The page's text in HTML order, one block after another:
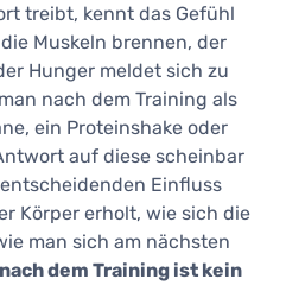
treibt, kennt das Gefühl
Muskeln brennen, der
Hunger meldet sich zu
nach dem Training als
ein Proteinshake oder
auf diese scheinbar
Einfluss
Körper erholt, wie sich die
man sich am nächsten
dem Training ist kein